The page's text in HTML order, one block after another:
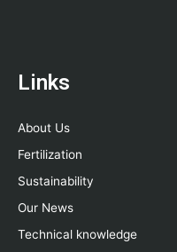
Links
About Us
Fertilization
Sustainability
Our News
Technical knowledge